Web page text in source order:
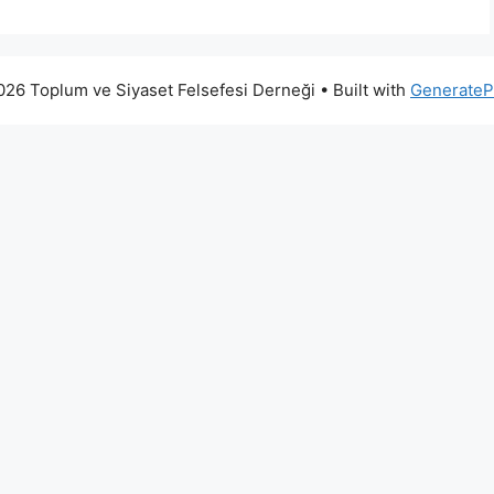
Toplum ve Siyaset Felsefesi Derneği • Built with